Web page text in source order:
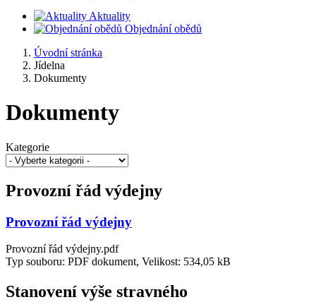
Aktuality
Objednání obědů
Úvodní stránka
Jídelna
Dokumenty
Dokumenty
Kategorie
Provozní řád výdejny
Provozní řád výdejny
Provozní řád výdejny.pdf
Typ souboru: PDF dokument, Velikost: 534,05 kB
Stanovení výše stravného